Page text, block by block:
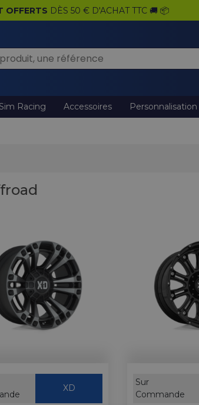
4 FOIS SANS FRAIS
Sim Racing Accessoires Personnalisation
XD
Sur
Commande